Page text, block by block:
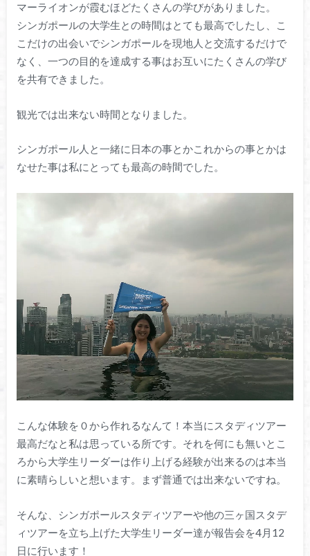
マーライオンが霞むほどたくさんの学びがありました。
シンガポールの大学生との時間はとても最高でしたし、こ
こだけの出会いでシンガポールを現地人と交流するだけで
なく、一つの目的を達成する事はお互いにたくさんの学び
を共有できました。
観光では出来ない時間となりました。
シンガポール人と一緒に日本の事とかこれからの事とかは
なせた事は私にとっても最高の時間でした。
こんな体験を０から作れるなんて！本当にスタディツアー
最高だなと私は思っている所です。それを何にも無いとこ
ろから大学生リーダーは作り上げる経験が出来るのは本当
に素晴らしいと想います。まず普通では出来ないですね。
そんな、シンガポールスタディツアーや他の三ヶ国スタデ
ィツアーを立ち上げた大学生リーダー達が報告会を4月12
日に行います！